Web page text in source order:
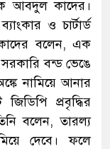
আবদুল কাদের।
ও চার্টার্ড
কাদের বলেন, এক
বন্ড ভেঙে
নামিয়ে আনার
প্রবৃদ্ধির
বলেন, তারল্য
দেবে। ফলে